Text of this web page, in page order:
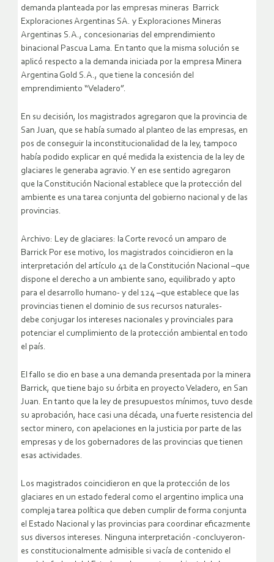
demanda planteada por las empresas mineras Barrick
Exploraciones Argentinas SA. y Exploraciones Mineras
Argentinas S.A., concesionarias del emprendimiento
binacional Pascua Lama. En tanto que la misma solución se
aplicó respecto a la demanda iniciada por la empresa Minera
Argentina Gold S.A., que tiene la concesión del
emprendimiento “Veladero”.
En su decisión, los magistrados agregaron que la provincia de
San Juan, que se había sumado al planteo de las empresas, en
pos de conseguir la inconstitucionalidad de la ley, tampoco
había podido explicar en qué medida la existencia de la ley de
glaciares le generaba agravio. Y en ese sentido agregaron
que la Constitución Nacional establece que la protección del
ambiente es una tarea conjunta del gobierno nacional y de las
provincias.
Archivo: Ley de glaciares: la Corte revocó un amparo de
Barrick Por ese motivo, los magistrados coincidieron en la
interpretación del artículo 41 de la Constitución Nacional –que
dispone el derecho a un ambiente sano, equilibrado y apto
para el desarrollo humano- y del 124 –que establece que las
provincias tienen el dominio de sus recursos naturales-
debe conjugar los intereses nacionales y provinciales para
potenciar el cumplimiento de la protección ambiental en todo
el país.
El fallo se dio en base a una demanda presentada por la minera
Barrick, que tiene bajo su órbita en proyecto Veladero, en San
Juan. En tanto que la ley de presupuestos mínimos, tuvo desde
su aprobación, hace casi una década, una fuerte resistencia del
sector minero, con apelaciones en la justicia por parte de las
empresas y de los gobernadores de las provincias que tienen
esas actividades.
Los magistrados coincidieron en que la protección de los
glaciares en un estado federal como el argentino implica una
compleja tarea política que deben cumplir de forma conjunta
el Estado Nacional y las provincias para coordinar eficazmente
sus diversos intereses. Ninguna interpretación -concluyeron-
es constitucionalmente admisible si vacía de contenido el